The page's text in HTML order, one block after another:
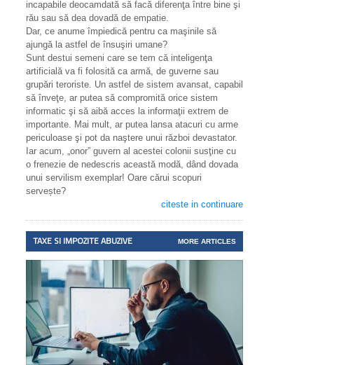
incapabile deocamdată să facă diferenţa între bine şi
rău sau să dea dovadă de empatie.
Dar, ce anume împiedică pentru ca maşinile să
ajungă la astfel de însuşiri umane?
Sunt destui semeni care se tem că inteligenţa
artificială va fi folosită ca armă, de guverne sau
grupări teroriste. Un astfel de sistem avansat, capabil
să înveţe, ar putea să compromită orice sistem
informatic şi să aibă acces la informaţii extrem de
importante. Mai mult, ar putea lansa atacuri cu arme
periculoase şi pot da naştere unui război devastator.
Iar acum, „onor” guvern al acestei colonii susţine cu
o frenezie de nedescris această modă, dând dovada
unui servilism exemplar! Oare cărui scopuri
servește?
citeste in continuare
TAXE SI IMPOZITE ABUZIVE MORE ARTICLES